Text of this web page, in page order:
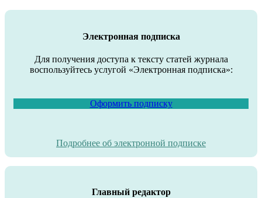
Электронная подписка
Для получения доступа к тексту статей журнала
воспользуйтесь услугой «Электронная подписка»:
Оформить подписку
Подробнее об электронной подписке
Главный редактор